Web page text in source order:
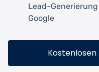
Lead-
Google